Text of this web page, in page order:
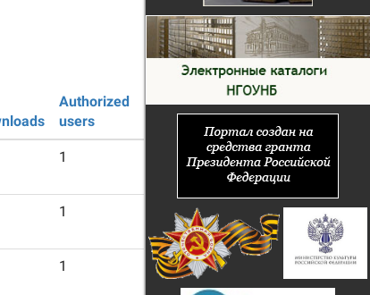
Authorized
users
Guest
1
1
1